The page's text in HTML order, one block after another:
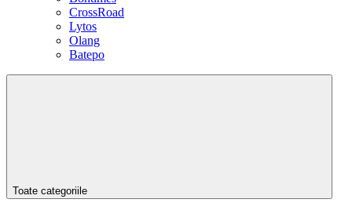
CrossRoad
Lytos
Olang
Batepo
Toate categoriile